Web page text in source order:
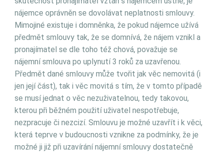
nájemce oprávněn se dovolávat neplatnosti smlouvy.
Mimojiné existuje i domněnka, že pokud nájemce užívá
předmět smlouvy tak, že se domnívá, že nájem vznikl a
pronajímatel se dle toho též chová, považuje se
nájemní smlouva po uplynutí 3 roků za uzavřenou.
Předmět dané smlouvy může tvořit jak věc nemovitá (i
jen její část), tak i věc movitá s tím, že v tomto případě
se musí jednat o věc nezuživatelnou, tedy takovou,
kterou při běžném použití uživatel nespotřebuje,
nezpracuje či nezcizí. Smlouvu je možné uzavřít i k věci,
která teprve v budoucnosti vznikne za podmínky, že je
možné ji již při uzavírání nájemní smlouvy dostatečně